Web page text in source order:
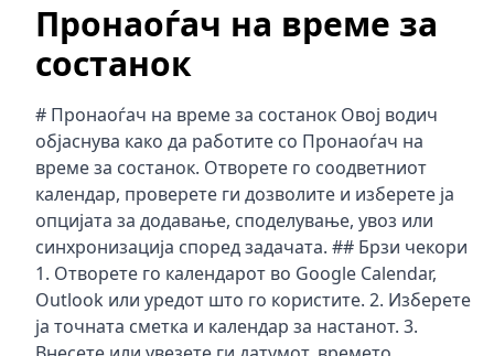
Пронаоѓач на време за
состанок
# Пронаоѓач на време за состанок Овој водич
објаснува како да работите со Пронаоѓач на
време за состанок. Отворете го соодветниот
календар, проверете ги дозволите и изберете ја
опцијата за додавање, споделување, увоз или
синхронизација според задачата. ## Брзи чекори
1. Отворете го календарот во Google Calendar,
Outlook или уредот што го користите. 2. Изберете
ја точната сметка и календар за настанот. 3.